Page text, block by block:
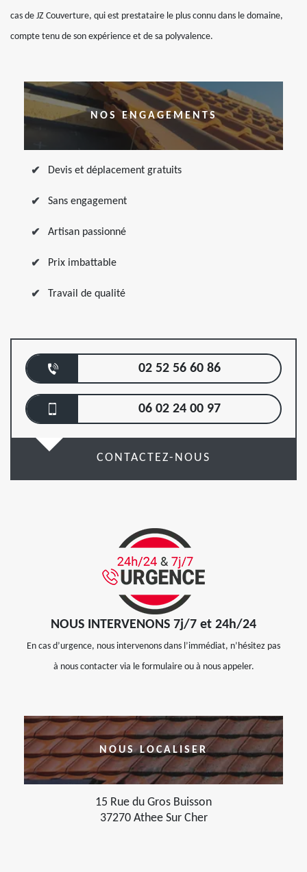
cas de JZ Couverture, qui est prestataire le plus connu dans le domaine,
compte tenu de son expérience et de sa polyvalence.
NOS ENGAGEMENTS
Devis et déplacement gratuits
Sans engagement
Artisan passionné
Prix imbattable
Travail de qualité
02 52 56 60 86
06 02 24 00 97
CONTACTEZ-NOUS
NOUS INTERVENONS 7j/7 et 24h/24
En cas d’urgence, nous intervenons dans l’immédiat, n’hésitez pas
à nous contacter via le formulaire ou à nous appeler.
NOUS LOCALISER
15 Rue du Gros Buisson
37270 Athee Sur Cher